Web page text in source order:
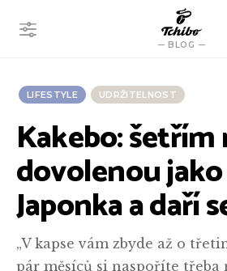
BLOG
LIFESTYLE UDRŽITELNOST
Kakebo: šetřím
dovolenou
Japonka a daří
„V kapse vám zbyde až o
pár měsíců si naspoříte třeba